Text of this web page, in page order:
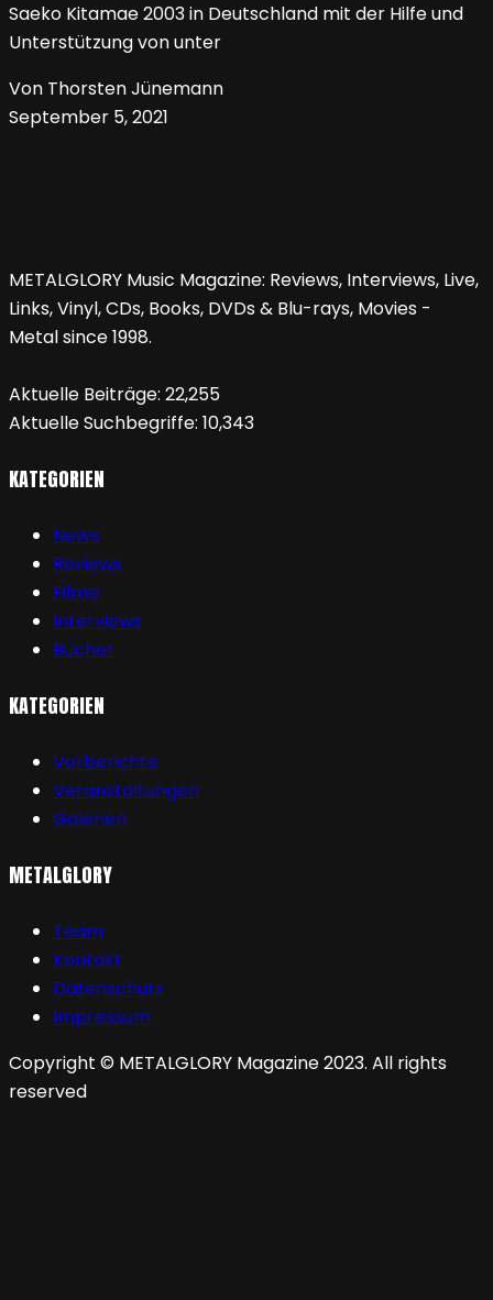
Saeko Kitamae 2003 in Deutschland mit der Hilfe und
Unterstützung von unter
Von Thorsten Jünemann
September 5, 2021
METALGLORY Music Magazine: Reviews, Interviews, Live,
Links, Vinyl, CDs, Books, DVDs & Blu-rays, Movies -
Metal since 1998.
Aktuelle Beiträge: 22,255
Aktuelle Suchbegriffe: 10,343
KATEGORIEN
News
Reviews
Filme
Interviews
Bücher
KATEGORIEN
Vorberichte
Veranstaltungen
Galerien
METALGLORY
Team
Kontakt
Datenschutz
Impressum
Copyright © METALGLORY Magazine 2023. All rights
reserved